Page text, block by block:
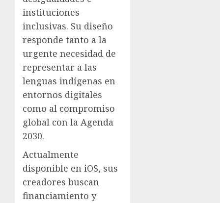
instituciones
inclusivas. Su diseño
responde tanto a la
urgente necesidad de
representar a las
lenguas indígenas en
entornos digitales
como al compromiso
global con la Agenda
2030.
Actualmente
disponible en iOS, sus
creadores buscan
financiamiento y